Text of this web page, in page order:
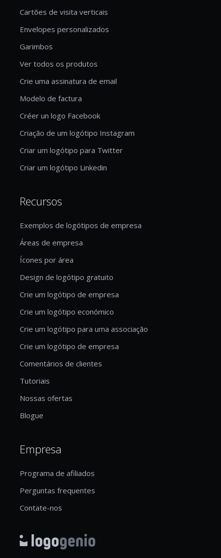
Cartões de visita verticais
Envelopes personalizados
Garimbos
Ver todos os produtos
Crie uma assinatura de email
Modelo de factura
Créer un logo Facebook
Criação de um logótipo Instagram
Criar um logótipo para Twitter
Criar um logótipo Linkedin
Recursos
Exemplos de logótipos de empresa
Áreas de empresa
Ícones por área
Design de logótipo gratuito
Crie um logótipo de empresa
Crie um logótipo económico
Crie um logótipo para uma associação
Crie um logótipo de empresa
Comentários de clientes
Tutoriais
Nossas ofertas
Blogue
Empresa
Programa de afiliados
Perguntas frequentes
Contate-nos